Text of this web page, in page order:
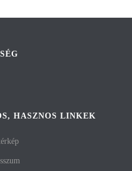
HASZNOS LINKEK